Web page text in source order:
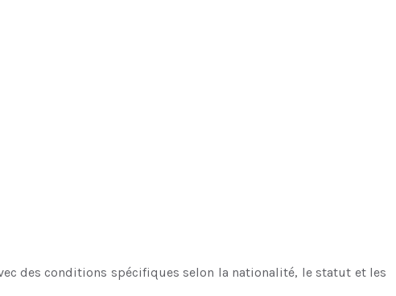
des conditions spécifiques selon la nationalité, le statut et les